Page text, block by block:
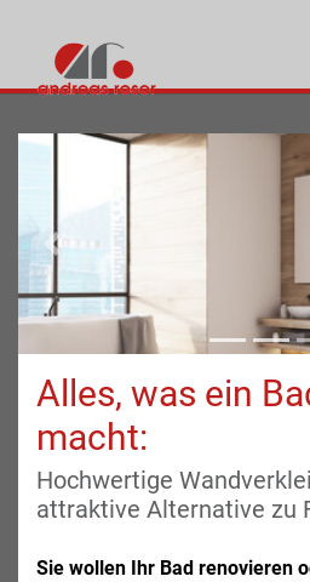
Zum Hauptinhalt springen
Skip to page footer
Zurück
Alles, was ein
macht:
Hochwertige
attraktive Alternative zu
Sie wollen Ihr Bad renovieren